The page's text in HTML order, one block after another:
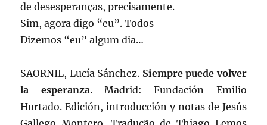
de desesperanças, precisamente.
Sim, agora digo “eu”. Todos
Dizemos “eu” algum dia…
SAORNIL, Lucía Sánchez. Siempre puede volver
la esperanza. Madrid: Fundación Emilio
Hurtado. Edición, introducción y notas de Jesús